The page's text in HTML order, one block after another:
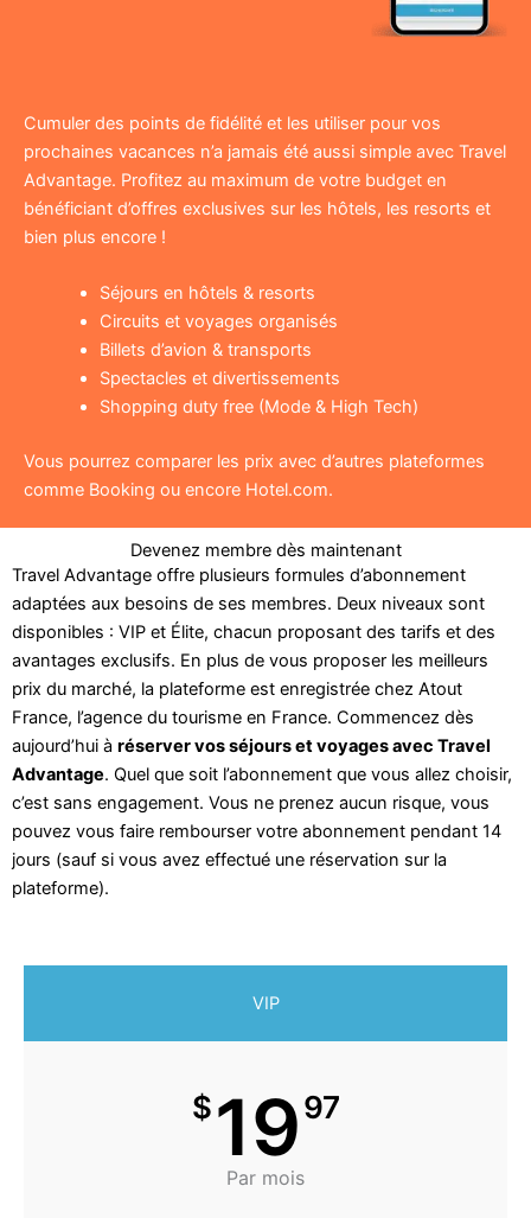
Cumuler des points de fidélité et les utiliser pour vos
prochaines vacances n’a jamais été aussi simple avec Travel
Advantage. Profitez au maximum de votre budget en
bénéficiant d’offres exclusives sur les hôtels, les resorts et
bien plus encore !
Séjours en hôtels & resorts
Circuits et voyages organisés
Billets d’avion & transports
Spectacles et divertissements
Shopping duty free (Mode & High Tech)
Vous pourrez comparer les prix avec d’autres plateformes
comme Booking ou encore Hotel.com.
Devenez membre dès maintenant
Travel Advantage offre plusieurs formules d’abonnement
adaptées aux besoins de ses membres. Deux niveaux sont
disponibles : VIP et Élite, chacun proposant des tarifs et des
avantages exclusifs. En plus de vous proposer les meilleurs
prix du marché, la plateforme est enregistrée chez Atout
France, l’agence du tourisme en France. Commencez dès
aujourd’hui à réserver vos séjours et voyages avec Travel
Advantage. Quel que soit l’abonnement que vous allez choisir,
c’est sans engagement. Vous ne prenez aucun risque, vous
pouvez vous faire rembourser votre abonnement pendant 14
jours (sauf si vous avez effectué une réservation sur la
plateforme).
VIP
$1997
Par mois